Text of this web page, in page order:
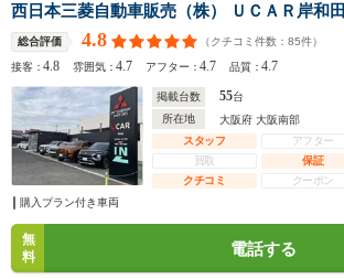
西日本三菱自動車販売（株） ＵＣＡＲ岸和田
総合評価 4.8 （クチコミ件数： 85件）
接客：4.8 雰囲気：4.7 アフター：4.7 品質：4.7
掲載台数 55台
所在地
大阪府 大阪南部
スタッフ
アフター
買取
保証
クチコミ
クーポン
購入プラン付き車両
無
料
電話する